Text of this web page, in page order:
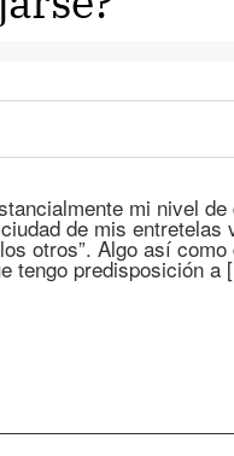
mi nivel
de mis entretelas
otros”. Algo así­
tengo predisposición